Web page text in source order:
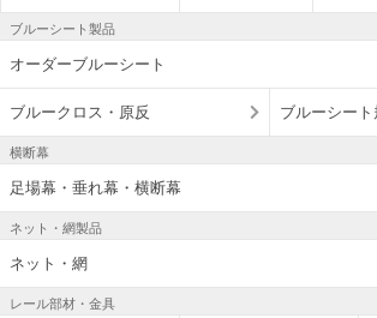
ブルーシート製品
オーダーブルーシート
ブルークロス・原反 ブルーシート
横断幕
足場幕・垂れ幕・横断幕
ネット・網製品
ネット・網
レール部材・金具